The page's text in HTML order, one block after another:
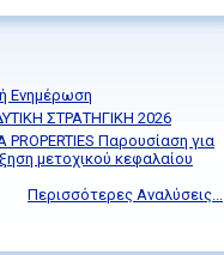
Ενημέρωση
ΣΤΡΑΤΗΓΙΚΗ 2026
PROPERTIES Παρουσίαση για
μετοχικού κεφαλαίου
Περισσότερες Αναλύσεις...